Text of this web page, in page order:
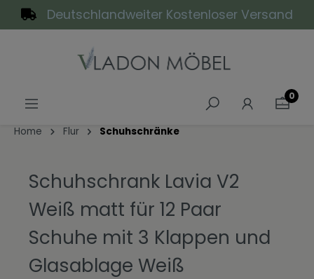
springenDeutschlandweiter Kostenloser Versand
0
Home Flur Schuhschränke
Schuhschrank Lavia V2
Weiß matt für 12 Paar
Schuhe mit 3 Klappen und
Glasablage Weiß